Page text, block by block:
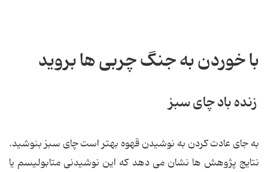
با خوردن به جنگ چربی ها بروید
زنده باد چای سبز
به جای عادت کردن به نوشیدن قهوه بهتر است چای سبز بنوشید.
نتایج پژوهش ها نشان می دهد که این نوشیدنی متابولیسم یا